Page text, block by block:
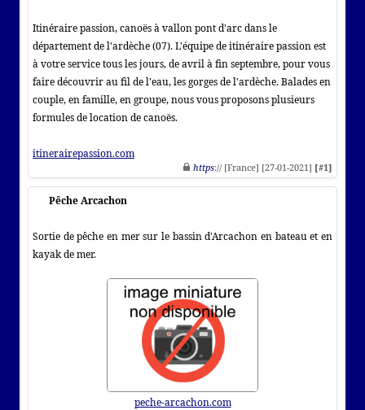
Itinéraire passion, canoës à vallon pont d'arc dans le
département de l'ardèche (07). L'équipe de itinéraire passion est
à votre service tous les jours, de avril à fin septembre, pour vous
faire découvrir au fil de l'eau, les gorges de l'ardèche. Balades en
couple, en famille, en groupe, nous vous proposons plusieurs
formules de location de canoës.
itinerairepassion.com
https:// [France] [27-01-2021] [#1]
Pêche Arcachon
Sortie de pêche en mer sur le bassin d'Arcachon en bateau et en
kayak de mer.
peche-arcachon.com